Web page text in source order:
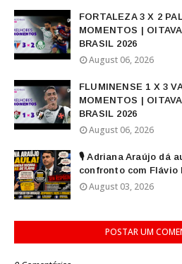
FORTALEZA 3 X 2
MOMENTOS |
BRASIL 2026
August 06, 2026
FLUMINENSE 1 X 3
MOMENTOS |
BRASIL 2026
August 06, 2026
🎙️ Adriana Araújo dá
confronto com Flávio
August 03, 2026
POSTAR UM